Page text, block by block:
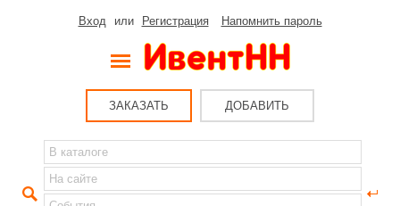
Вход или Регистрация Напомнить пароль
ЗАКАЗАТЬ ДОБАВИТЬ